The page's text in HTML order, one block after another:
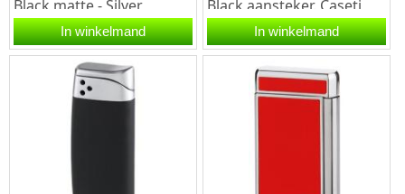
Black matte - Silver
aansteker.Caseti Single
Jetflame Black matte -
In winkelmand
Black aansteker. Caseti
Piezo Chrome - Black
aansteker heeft een
zwarte...
In winkelmand